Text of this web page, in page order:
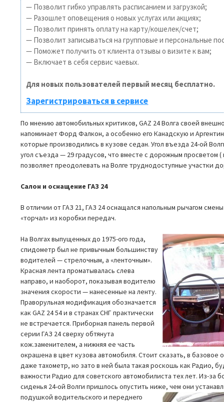
— Позволит гибко управлять расписанием и загрузкой;
— Разошлет оповещения о новых услугах или акциях;
— Позволит принять оплату на карту/кошелек/счет;
— Позволит записываться на групповые и персональные
— Поможет получить от клиента отзывы о визите к вам;
— Включает в себя сервис чаевых.
Для новых пользователей первый месяц бесплатно.
Зарегистрироваться в сервисе
По мнению автомобильных критиков, GAZ 24 Волга своей
напоминает Форд Фалкон, а особенно его Канадскую и
которые производились в кузове седан. Угол въезда 24-ой
угол съезда — 29 градусов, что вместе с дорожным просветом (
позволяет преодолевать на Волге труднодоступные участки
Салон и оснащение ГАЗ 24
В отличии от ГАЗ 21, ГАЗ 24 оснащался напольным рычагом
«торчал» из коробки передач.
На Волгах выпущенных до 1975-ого года,
спидометр был не привычным большинству
водителей — стрелочным, а «ленточным».
Красная лента проматывалась слева
направо, и наоборот, показывая водителю
значения скорости — нанесенные на ленту.
Праворульная модификация обозначается
как GAZ 24 54 и в странах СНГ практически
не встречается. Приборная панель первой
серии ГАЗ 24 сверху обтянута
кож.заменителем, а нижняя ее часть
окрашена в цвет кузова автомобиля. Стоит сказать, в базовое
даже тахометр, но зато в ней была такая роскошь как Радио,
важности Радио для советского автомобилиста тех лет. Из-за
сиденья 24-ой Волги пришлось опустить ниже, чем они
подушкой водительского и переднего